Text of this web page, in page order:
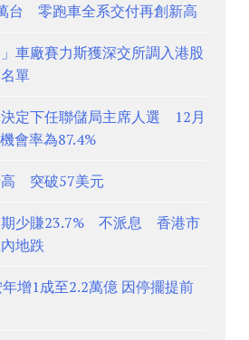
台 零跑車全系交付再創新高
車廠賽力斯獲深交所調入港股
單
定下任聯儲局主席人選 12月
會率為87.4%
高 突破57美元
期少賺23.7% 不派息 香港市
地跌
增1成至2.2萬億 因停擺提前